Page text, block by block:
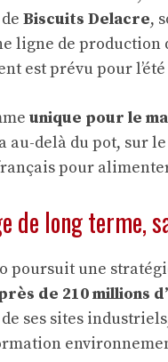
Biscuits Delacre,
ligne de production
est prévu pour l’été
unique pour le
au-delà du pot, sur
pour
de long terme,
poursuit une
de 210 millions
ses sites